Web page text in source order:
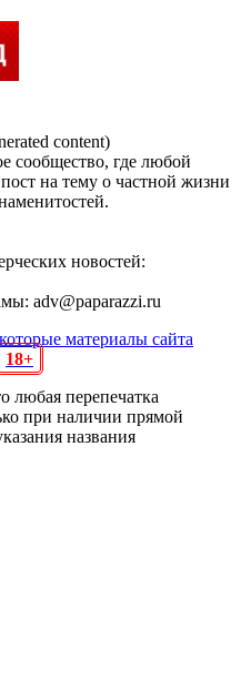
content)
сообщество, где любой
на тему о частной жизни
новостей:
adv@paparazzi.ru
материалы сайта
18+
любая перепечатка
при наличии прямой
названия